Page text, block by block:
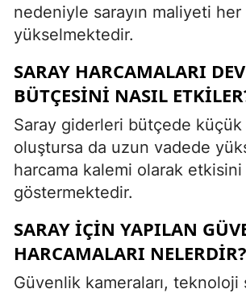
nedeniyle sarayın maliyeti her
yükselmektedir.
SARAY HARCAMALARI
BÜTÇESINI NASIL
Saray giderleri bütçede küçük
oluştursa da uzun vadede
harcama kalemi olarak etkisini
göstermektedir.
SARAY IÇIN YAPILAN
HARCAMALARI NELERDIR?
Güvenlik kameraları, teknoloji